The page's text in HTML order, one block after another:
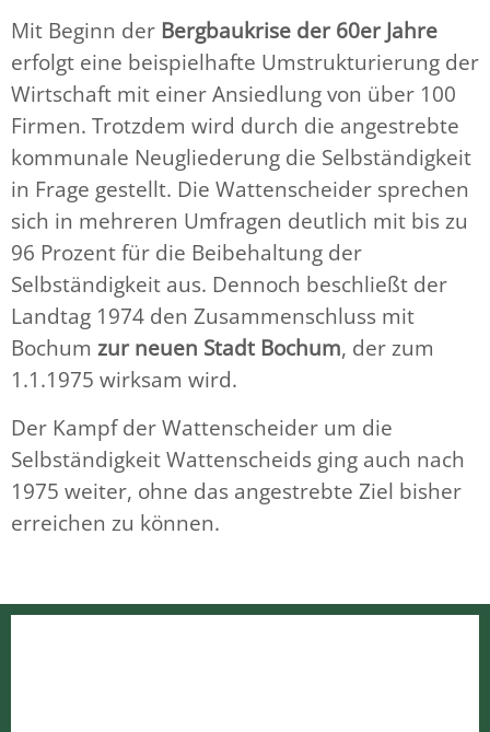
Mit Beginn der Bergbaukrise der 60er Jahre
erfolgt eine beispielhafte Umstrukturierung der
Wirtschaft mit einer Ansiedlung von über 100
Firmen. Trotzdem wird durch die angestrebte
kommunale Neugliederung die Selbständigkeit
in Frage gestellt. Die Wattenscheider sprechen
sich in mehreren Umfragen deutlich mit bis zu
96 Prozent für die Beibehaltung der
Selbständigkeit aus. Dennoch beschließt der
Landtag 1974 den Zusammenschluss mit
Bochum zur neuen Stadt Bochum, der zum
1.1.1975 wirksam wird.
Der Kampf der Wattenscheider um die
Selbständigkeit Wattenscheids ging auch nach
1975 weiter, ohne das angestrebte Ziel bisher
erreichen zu können.